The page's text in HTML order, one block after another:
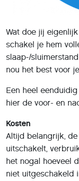
Wat doe jij
schakel je hem
slaap-/
nou het best voor
Een heel
hier de voor- en
Kosten
Altijd belangrijk,
uitschakelt,
het nogal hoeveel
niet uitgeschakeld